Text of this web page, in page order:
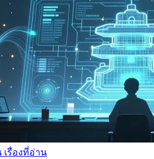
เรื่องที่อ่าน